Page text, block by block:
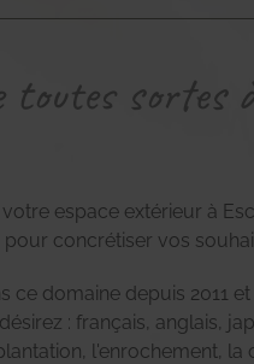
toutes sortes
espace extérieur à
pour concrétiser vos
ce domaine depuis 2011
: français, anglais,
l'enrochement, la